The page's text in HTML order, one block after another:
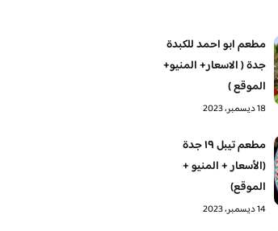
مطعم ابو احمد للكبدة
جدة ( الاسعار+ المنيو+
الموقع )
18 ديسمبر، 2023
مطعم تيبل ١٩ جدة
(الأسعار + المنيو +
الموقع)
14 ديسمبر، 2023